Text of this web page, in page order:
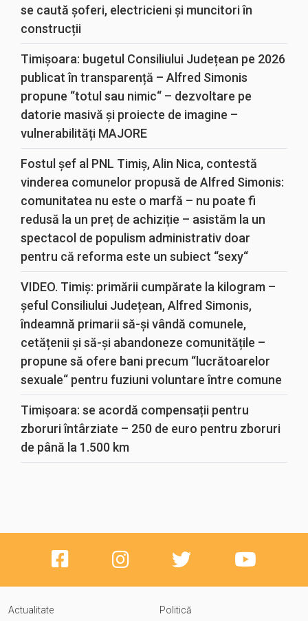
se caută șoferi, electricieni și muncitori în
construcții
Timișoara: bugetul Consiliului Județean pe 2026
publicat în transparență – Alfred Simonis
propune “totul sau nimic“ – dezvoltare pe
datorie masivă și proiecte de imagine –
vulnerabilități MAJORE
Fostul șef al PNL Timiș, Alin Nica, contestă
vinderea comunelor propusă de Alfred Simonis:
comunitatea nu este o marfă – nu poate fi
redusă la un preț de achiziție – asistăm la un
spectacol de populism administrativ doar
pentru că reforma este un subiect “sexy“
VIDEO. Timiș: primării cumpărate la kilogram –
șeful Consiliului Județean, Alfred Simonis,
îndeamnă primarii să-și vândă comunele,
cetățenii și să-și abandoneze comunitățile –
propune să ofere bani precum “lucrătoarelor
sexuale“ pentru fuziuni voluntare între comune
Timișoara: se acordă compensații pentru
zboruri întârziate – 250 de euro pentru zboruri
de până la 1.500 km
Actualitate Politică